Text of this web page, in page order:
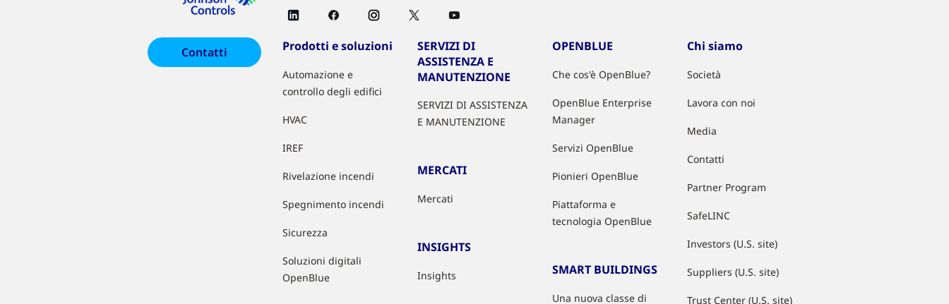
Contatti Prodotti e soluzioni
Automazione e
controllo degli edifici
HVAC
IREF
Rivelazione incendi
Spegnimento incendi
Sicurezza
Soluzioni digitali
OpenBlue
SERVIZI DI
ASSISTENZA E
MANUTENZIONE
SERVIZI DI ASSISTENZA
E MANUTENZIONE
MERCATI
Mercati
INSIGHTS
Insights
OPENBLUE
Che cos'è OpenBlue?
OpenBlue Enterprise
Manager
Servizi OpenBlue
Pionieri OpenBlue
Piattaforma e
tecnologia OpenBlue
SMART BUILDINGS
Una nuova classe di
Chi siamo
Società
Lavora con noi
Media
Contatti
Partner Program
SafeLINC
Investors (U.S. site)
Suppliers (U.S. site)
Trust Center (U.S. site)